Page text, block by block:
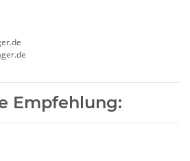
Empfehlung: